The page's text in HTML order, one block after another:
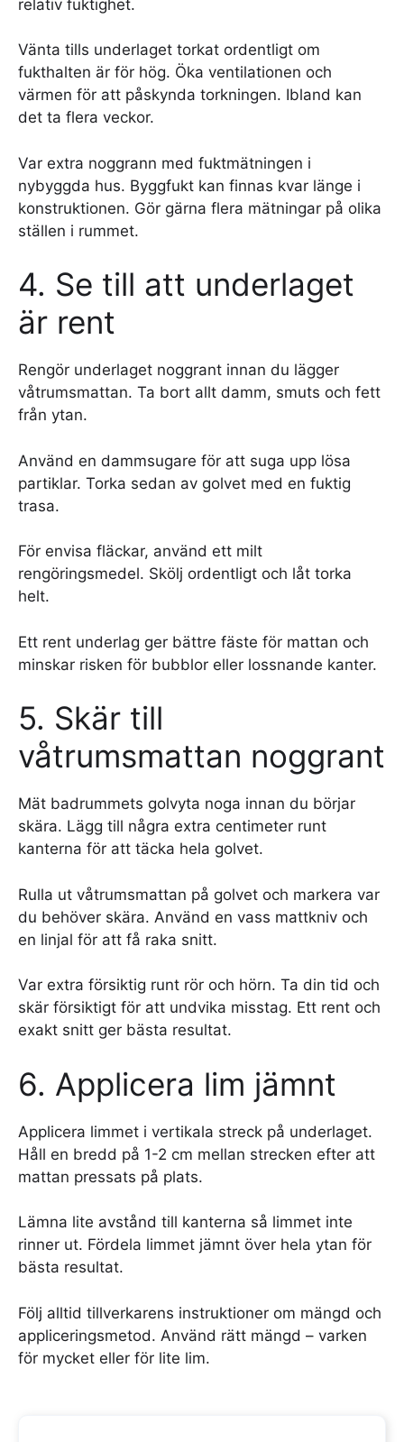
relativ fuktighet.
Vänta tills underlaget torkat ordentligt om
fukthalten är för hög. Öka ventilationen och
värmen för att påskynda torkningen. Ibland kan
det ta flera veckor.
Var extra noggrann med fuktmätningen i
nybyggda hus. Byggfukt kan finnas kvar länge i
konstruktionen. Gör gärna flera mätningar på olika
ställen i rummet.
4. Se till att underlaget
är rent
Rengör underlaget noggrant innan du lägger
våtrumsmattan. Ta bort allt damm, smuts och fett
från ytan.
Använd en dammsugare för att suga upp lösa
partiklar. Torka sedan av golvet med en fuktig
trasa.
För envisa fläckar, använd ett milt
rengöringsmedel. Skölj ordentligt och låt torka
helt.
Ett rent underlag ger bättre fäste för mattan och
minskar risken för bubblor eller lossnande kanter.
5. Skär till
våtrumsmattan noggrant
Mät badrummets golvyta noga innan du börjar
skära. Lägg till några extra centimeter runt
kanterna för att täcka hela golvet.
Rulla ut våtrumsmattan på golvet och markera var
du behöver skära. Använd en vass mattkniv och
en linjal för att få raka snitt.
Var extra försiktig runt rör och hörn. Ta din tid och
skär försiktigt för att undvika misstag. Ett rent och
exakt snitt ger bästa resultat.
6. Applicera lim jämnt
Applicera limmet i vertikala streck på underlaget.
Håll en bredd på 1-2 cm mellan strecken efter att
mattan pressats på plats.
Lämna lite avstånd till kanterna så limmet inte
rinner ut. Fördela limmet jämnt över hela ytan för
bästa resultat.
Följ alltid tillverkarens instruktioner om mängd och
appliceringsmetod. Använd rätt mängd – varken
för mycket eller för lite lim.